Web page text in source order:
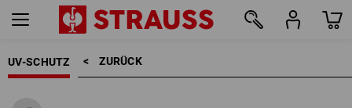
UV-SCHUTZ ZURÜCK    >